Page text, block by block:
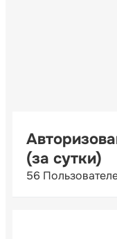
(за сутки)
56